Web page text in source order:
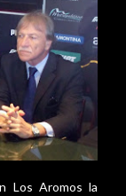
Los Aromos la